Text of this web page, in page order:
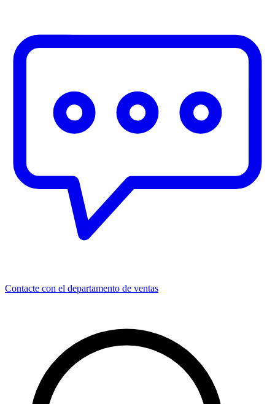
Contacte con el departamento de ventas